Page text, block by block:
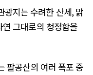
광지는 수려한 산세, 맑
그대로의 청정함을
팔공산의 여러 폭포 중